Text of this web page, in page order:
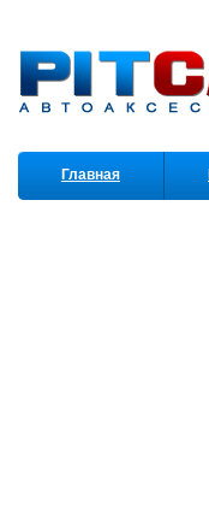
Главная